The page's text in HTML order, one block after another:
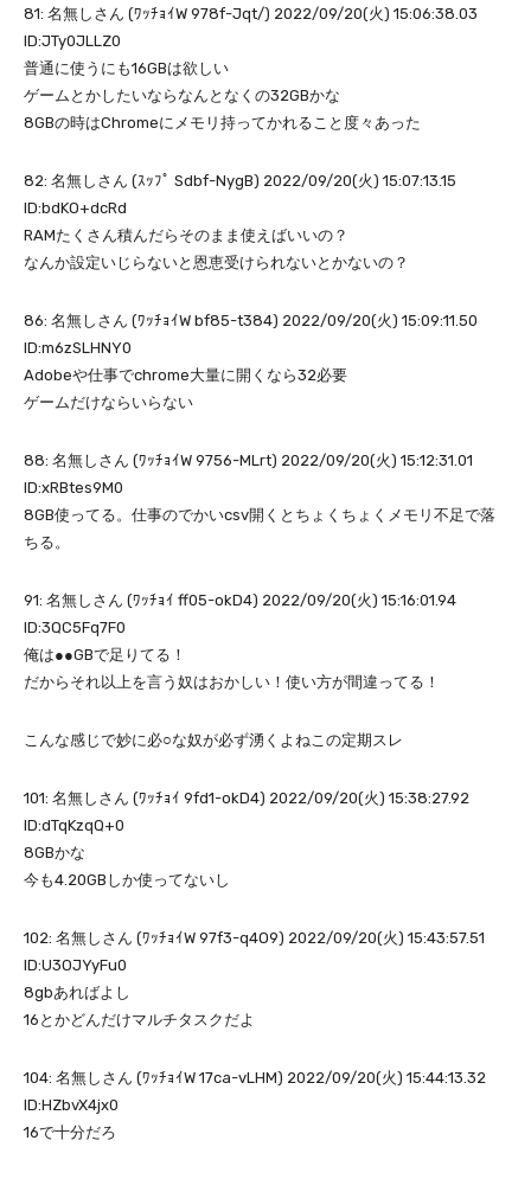
81: 名無しさん (ﾜｯﾁｮｲW 978f-Jqt/) 2022/09/20(火) 15:06:38.03
ID:JTy0JLLZ0
普通に使うにも16GBは欲しい
ゲームとかしたいならなんとなくの32GBかな
8GBの時はChromeにメモリ持ってかれること度々あった
82: 名無しさん (ｽｯﾌﾟ Sdbf-NygB) 2022/09/20(火) 15:07:13.15
ID:bdKO+dcRd
RAMたくさん積んだらそのまま使えばいいの？
なんか設定いじらないと恩恵受けられないとかないの？
86: 名無しさん (ﾜｯﾁｮｲW bf85-t384) 2022/09/20(火) 15:09:11.50
ID:m6zSLHNY0
Adobeや仕事でchrome大量に開くなら32必要
ゲームだけならいらない
88: 名無しさん (ﾜｯﾁｮｲW 9756-MLrt) 2022/09/20(火) 15:12:31.01
ID:xRBtes9M0
8GB使ってる。仕事のでかいcsv開くとちょくちょくメモリ不足で落
ちる。
91: 名無しさん (ﾜｯﾁｮｲ ff05-okD4) 2022/09/20(火) 15:16:01.94
ID:3QC5Fq7F0
俺は●●GBで足りてる！
だからそれ以上を言う奴はおかしい！使い方が間違ってる！
こんな感じで妙に必○な奴が必ず湧くよねこの定期スレ
101: 名無しさん (ﾜｯﾁｮｲ 9fd1-okD4) 2022/09/20(火) 15:38:27.92
ID:dTqKzqQ+0
8GBかな
今も4.20GBしか使ってないし
102: 名無しさん (ﾜｯﾁｮｲW 97f3-q4O9) 2022/09/20(火) 15:43:57.51
ID:U3OJYyFu0
8gbあればよし
16とかどんだけマルチタスクだよ
104: 名無しさん (ﾜｯﾁｮｲW 17ca-vLHM) 2022/09/20(火) 15:44:13.32
ID:HZbvX4jx0
16で十分だろ